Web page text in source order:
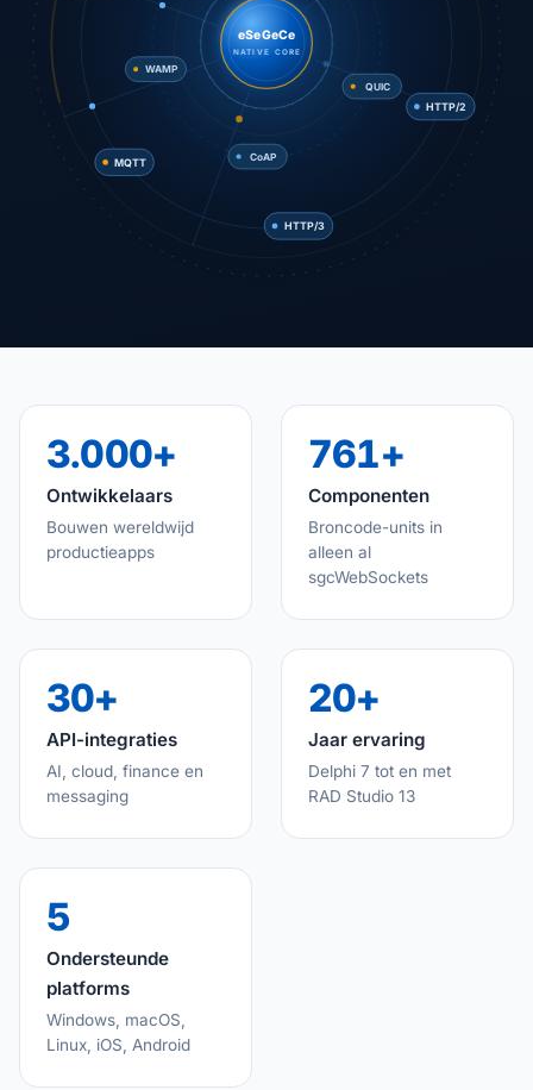
HTTP/2
HTTP/3
MQTT
CoAP
eSeGeCe
NATIVE CORE
3.000+
Ontwikkelaars
Bouwen wereldwijd
productieapps
761+
Componenten
Broncode-units in
alleen al
sgcWebSockets
30+
API-integraties
AI, cloud, finance en
messaging
20+
Jaar ervaring
Delphi 7 tot en met
RAD Studio 13
5
Ondersteunde
platforms
Windows, macOS,
Linux, iOS, Android